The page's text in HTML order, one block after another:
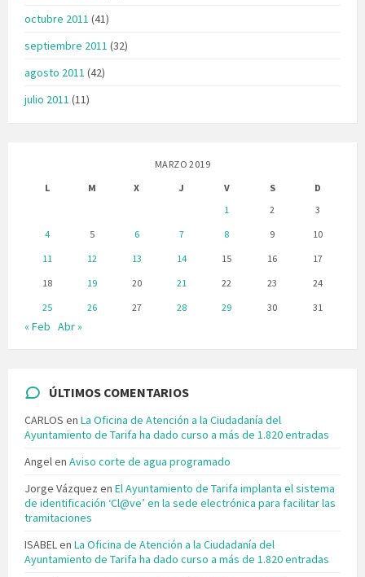
octubre 2011 (41)
septiembre 2011 (32)
agosto 2011 (42)
julio 2011 (11)
MARZO 2019
L
M X J V S
D
1
2
3
4
5 6 7 8 9
10
11
12 13 14 15 16
17
18
19 20 21 22 23
24
25
26 27 28 29 30 31
« Feb Abr »
ÚLTIMOS COMENTARIOS
CARLOS en La Oficina de Atención a la Ciudadanía del
Ayuntamiento de Tarifa ha dado curso a más de 1.820 entradas
Angelen Aviso corte de agua programado
Jorge Vázquez en El Ayuntamiento de Tarifa implanta el sistema
de identificación ‘Cl@ve’ en la sede electrónica para facilitar las
tramitaciones
ISABELen La Oficina de Atención a la Ciudadanía del
Ayuntamiento de Tarifa ha dado curso a más de 1.820 entradas